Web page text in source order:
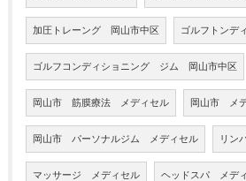
加圧トレーング 岡山市中区 ゴルフトンデ
ゴルフコンディショニング ジム 岡山市中区
岡山市 筋膜療法 メディセル 岡山市 メ
岡山市 パーソナルジム メディセル リン
マッサージ メディセル ヘッドスパ メデ